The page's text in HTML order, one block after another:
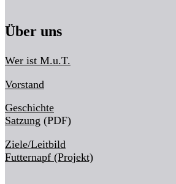
Über uns
Wer ist M.u.T.
Vorstand
Geschichte
Satzung (PDF)
Ziele/Leitbild
Futternapf (Projekt)